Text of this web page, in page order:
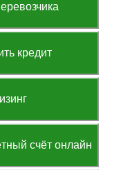
кредит
счёт онлайн